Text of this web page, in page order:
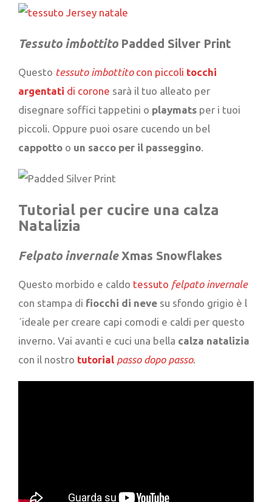
Tessuto imbottito Padded Silver Print
Questo tessuto imbottitocon piccoli tocchi
argentati di corone sarà il tuo alleato per
disegnare soffici tappetini o playmats per i tuoi
piccoli. Oppure puoi osare cucendo un bel
cappotto o un sacco per il passeggino.
Tutorial per cucire una calza
Natalizia
Felpato invernaleXmas Snowflakes
Questo morbido e caldo tessuto felpato invernale
con stampa di fiocchi di neve su sfondo grigio è l
´ideale per creare capi comodi e caldi per questo
inverno. Vai avanti e cuci una bella calza natalizia
con il nostro tutorial passo dopo passo.